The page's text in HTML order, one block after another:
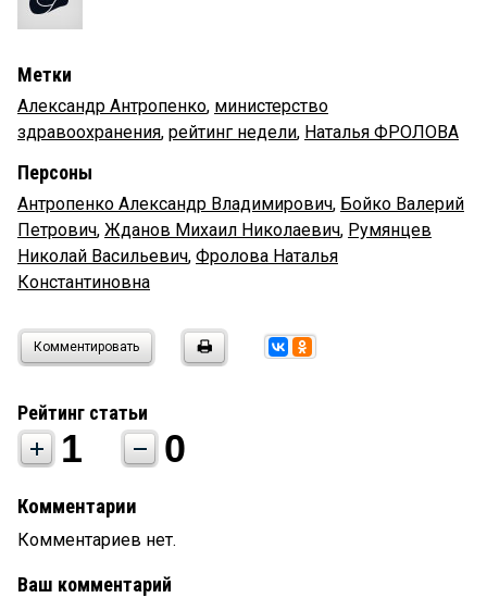
Метки
Александр Антропенко, министерство
здравоохранения, рейтинг недели, Наталья ФРОЛОВА
Персоны
Антропенко Александр Владимирович, Бойко Валерий
Петрович, Жданов Михаил Николаевич, Румянцев
Николай Васильевич, Фролова Наталья
Константиновна
Комментировать
Рейтинг статьи
1 0
Комментарии
Комментариев нет.
Ваш комментарий